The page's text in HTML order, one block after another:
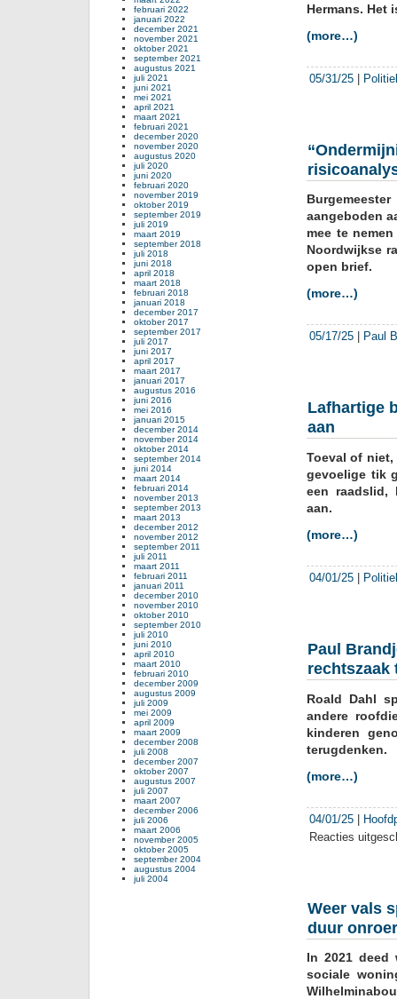
Hermans. Het
(more…)
05/31/25
aangeboden
mee te
Noordwijkse
open brief.
(more…)
05/17/25 Paul
Lafhartige
aan
Toeval of niet,
gevoelige tik
een raadslid,
aan.
(more…)
04/01/25
Paul
rechtszaak
Roald Dahl
andere
kinderen
terugdenken.
(more…)
04/01/25 |
Reacties
Weer vals
duur
In 2021 deed
sociale
februari 2022
januari 2022
december 2021
november 2021
oktober 2021
september 2021
augustus 2021
juli 2021
juni 2021
mei 2021
april 2021
maart 2021
februari 2021
december 2020
november 2020
augustus 2020
juli 2020
juni 2020
februari 2020
november 2019
oktober 2019
september 2019
juli 2019
maart 2019
september 2018
juli 2018
juni 2018
april 2018
maart 2018
februari 2018
januari 2018
december 2017
oktober 2017
september 2017
juli 2017
juni 2017
april 2017
maart 2017
januari 2017
augustus 2016
juni 2016
mei 2016
januari 2015
december 2014
november 2014
oktober 2014
september 2014
juni 2014
maart 2014
februari 2014
november 2013
september 2013
maart 2013
december 2012
november 2012
september 2011
juli 2011
maart 2011
februari 2011
januari 2011
december 2010
november 2010
oktober 2010
september 2010
juli 2010
juni 2010
april 2010
maart 2010
februari 2010
december 2009
augustus 2009
juli 2009
mei 2009
april 2009
maart 2009
december 2008
juli 2008
december 2007
oktober 2007
augustus 2007
juli 2007
maart 2007
december 2006
juli 2006
maart 2006
november 2005
oktober 2005
september 2004
augustus 2004
juli 2004